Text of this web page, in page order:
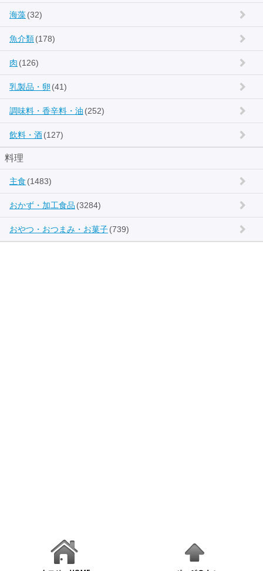
海藻(32)
魚介類(178)
肉 (126)
乳製品・卵 (41)
調味料・香辛料・油 (252)
飲料・酒(127)
料理
主食 (1483)
おかず・加工食品 (3284)
おやつ・おつまみ・お菓子(739)